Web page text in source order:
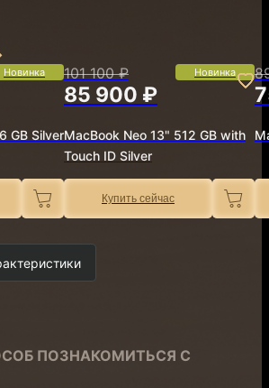
Новинка
GB Silver
101 100 ₽
85 900 ₽
Новинка
MacBook Neo 13" 512 GB with
Touch ID Silver
Купить сейчас
ПОЗНАКОМИТЬСЯ С